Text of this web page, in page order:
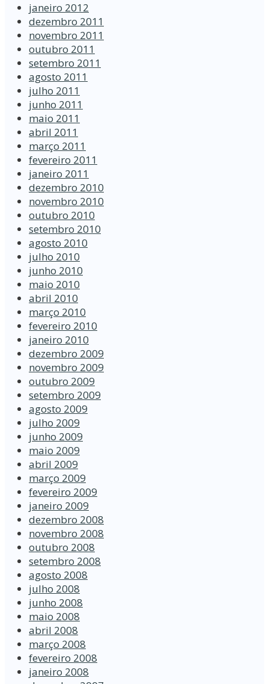
janeiro 2012
dezembro 2011
novembro 2011
outubro 2011
setembro 2011
agosto 2011
julho 2011
junho 2011
maio 2011
abril 2011
março 2011
fevereiro 2011
janeiro 2011
dezembro 2010
novembro 2010
outubro 2010
setembro 2010
agosto 2010
julho 2010
junho 2010
maio 2010
abril 2010
março 2010
fevereiro 2010
janeiro 2010
dezembro 2009
novembro 2009
outubro 2009
setembro 2009
agosto 2009
julho 2009
junho 2009
maio 2009
abril 2009
março 2009
fevereiro 2009
janeiro 2009
dezembro 2008
novembro 2008
outubro 2008
setembro 2008
agosto 2008
julho 2008
junho 2008
maio 2008
abril 2008
março 2008
fevereiro 2008
janeiro 2008